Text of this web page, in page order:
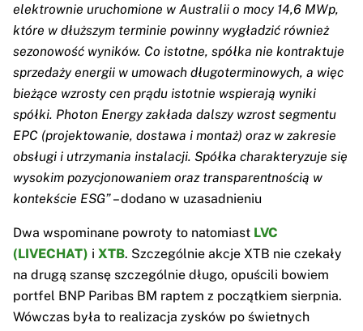
elektrownie uruchomione w Australii o mocy 14,6 MWp,
które w dłuższym terminie powinny wygładzić również
sezonowość wyników. Co istotne, spółka nie kontraktuje
sprzedaży energii w umowach długoterminowych, a więc
bieżące wzrosty cen prądu istotnie wspierają wyniki
spółki. Photon Energy zakłada dalszy wzrost segmentu
EPC (projektowanie, dostawa i montaż) oraz w zakresie
obsługi i utrzymania instalacji. Spółka charakteryzuje się
wysokim pozycjonowaniem oraz transparentnością w
kontekście ESG”– dodano w uzasadnieniu
Dwa wspominane powroty to natomiast LVC
(LIVECHAT) i XTB. Szczególnie akcje XTB nie czekały
na drugą szansę szczególnie długo, opuścili bowiem
portfel BNP Paribas BM raptem z początkiem sierpnia.
Wówczas była to realizacja zysków po świetnych